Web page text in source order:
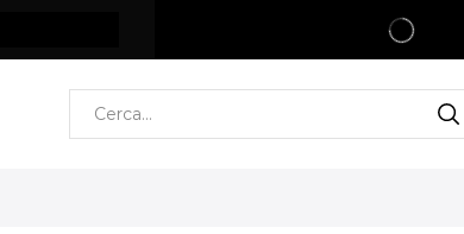
Spedizione gratuita per